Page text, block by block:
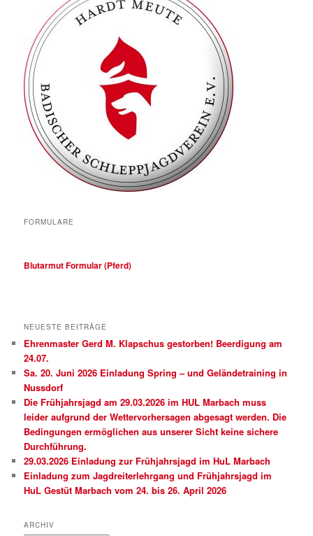
FORMULARE
Blutarmut Formular (Pferd)
NEUESTE BEITRÄGE
Ehrenmaster Gerd M. Klapschus gestorben! Beerdigung am
24.07.
Sa. 20. Juni 2026 Einladung Spring – und Geländetraining in
Nussdorf
Die Frühjahrsjagd am 29.03.2026 im HUL Marbach muss
leider aufgrund der Wettervorhersagen abgesagt werden. Die
Bedingungen ermöglichen aus unserer Sicht keine sichere
Durchführung.
29.03.2026 Einladung zur Frühjahrsjagd im HuL Marbach
Einladung zum Jagdreiterlehrgang und Frühjahrsjagd im
HuL Gestüt Marbach vom 24. bis 26. April 2026
ARCHIV